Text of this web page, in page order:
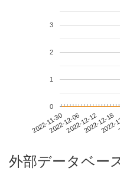
2022-11-302022-12-062022-12-122022-12-18
0
1
2
3
外部データベー